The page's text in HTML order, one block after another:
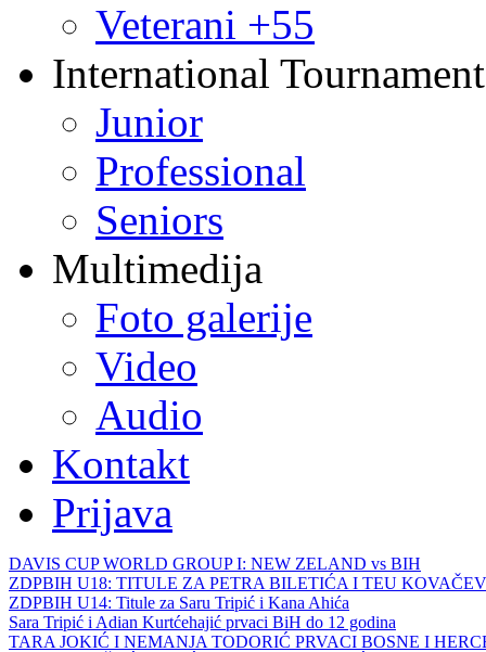
Veterani +55
International
Junior
Professional
Seniors
Multimedija
Foto galerije
Video
Audio
Kontakt
Prijava
DAVIS CUP WORLD GROUP I: NEW ZELAND vs BIH
ZDPBIH U18: TITULE ZA PETRA BILETIĆA I TEU
ZDPBIH U14: Titule za Saru Tripić i Kana Ahića
Sara Tripić i Adian Kurtćehajić prvaci BiH do 12 godina
TARA JOKIĆ I NEMANJA TODORIĆ PRVACI BOSNE I